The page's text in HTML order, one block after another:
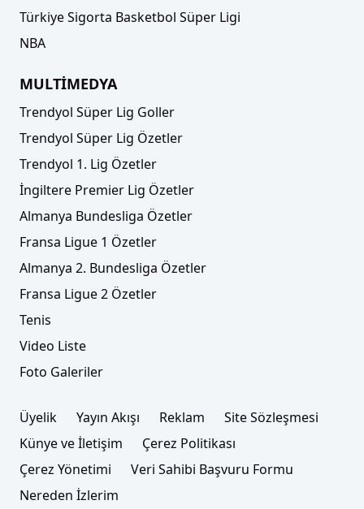
Türkiye Sigorta Basketbol Süper Ligi
NBA
MULTİMEDYA
Trendyol Süper Lig Goller
Trendyol Süper Lig Özetler
Trendyol 1. Lig Özetler
İngiltere Premier Lig Özetler
Almanya Bundesliga Özetler
Fransa Ligue 1 Özetler
Almanya 2. Bundesliga Özetler
Fransa Ligue 2 Özetler
Tenis
Video Liste
Foto Galeriler
Üyelik Yayın Akışı Reklam
Site Sözleşmesi
Künye ve İletişim
Çerez Politikası
Çerez Yönetimi
Veri Sahibi Başvuru Formu
Nereden İzlerim